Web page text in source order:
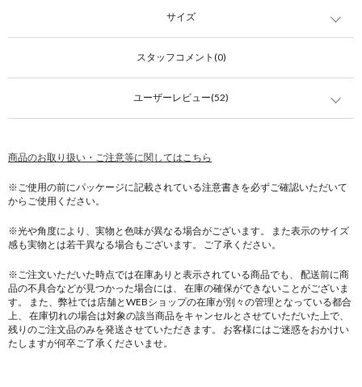
サイズ
スタッフコメント(0)
ユーザーレビュー(52)
商品のお取り扱い・ご注意等に関してはこちら
※ご使用の前にパッケージに記載されている注意書きを必ずご確認いただいて
からご使用ください。
※光や角度により、実物と色味が異なる場合がございます。
また表示のサイズ
感も実物とは若干異なる場合もございます。 ご了承ください。
※ご注文いただいた時点では在庫ありと表示されている商品でも、
配送前に商
品の不具合などが見つかった場合には、
在庫の確保ができないことがございま
す。
また、弊社では店舗とWEBショップの在庫が別々の管理となっている都合
上、
在庫切れの場合は対象の該当商品をキャンセルとさせていただいた上で、
残りのご注文品のみを発送させていただきます。
お客様にはご迷惑をおかけい
たしますが何卒ご了承くださいませ。